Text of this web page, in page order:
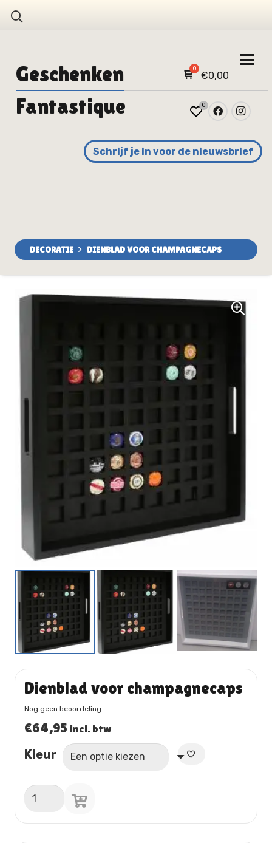
Geschenken €0,00
Fantastique 0
Schrijf je in voor de nieuwsbrief
DECORATIE DIENBLAD VOOR CHAMPAGNECAPS
Dienblad voor champagnecaps
Nog geen beoordeling
€64,95 incl. btw
Kleur
Dienblad
voor